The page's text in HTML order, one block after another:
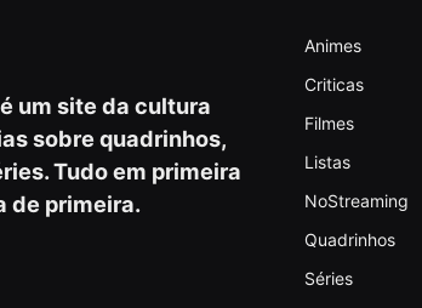
um site da cultura
sobre quadrinhos,
Tudo em primeira
de primeira.
Animes
Criticas
Filmes
Listas
NoStreaming
Quadrinhos
Séries